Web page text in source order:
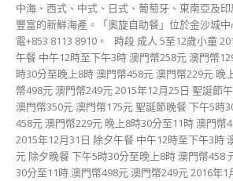
中海、西式、中式、日式、葡萄牙、東南亞及
豐富的新鮮海產。「奧旋自助餐」位於金沙城
電+853 8113 8910。 時段 成人 5至12歲小童
午餐 中午12時至下午3時 澳門幣258元 澳門幣
時30分至晚上8時 澳門幣458元 澳門幣229元 晚
幣498元 澳門幣249元 2015年12月25日 聖誕節
澳門幣350元 澳門幣175元 聖誕節晚餐 下午5時
458元 澳門幣229元 晚上8時30分至11時 澳門幣
2015年12月31日 除夕午餐 中午12時至下午3時
元 除夕晚餐 下午5時30分至晚上8時 澳門幣458
30分至11時 澳門幣498元 澳門幣249元 2016年